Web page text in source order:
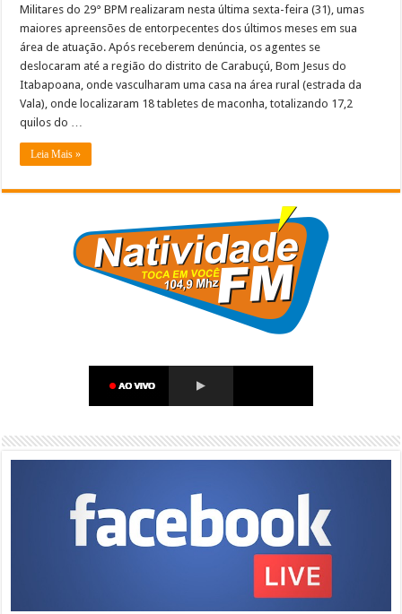
Militares do 29° BPM realizaram nesta última sexta-feira (31), umas
maiores apreensões de entorpecentes dos últimos meses em sua
área de atuação. Após receberem denúncia, os agentes se
deslocaram até a região do distrito de Carabuçú, Bom Jesus do
Itabapoana, onde vasculharam uma casa na área rural (estrada da
Vala), onde localizaram 18 tabletes de maconha, totalizando 17,2
quilos do …
Leia Mais »